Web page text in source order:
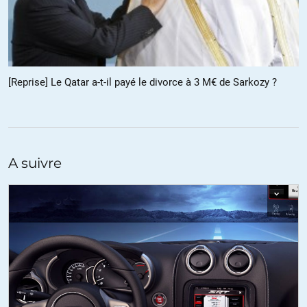
bardamus //25.07.2015 à 08h57
Je ne sais pas pourquoi (ou plutot je le sais parfaitement en fait)
mais quand j’entends Chevenement débattre il me fait penser (pas
Origines similaires d’ailleurs : le PS
Les chiens ne font jamais des chats !
+28
Alexandra//25.07.2015 à 17h36
Ce moi-je-sais-tout-isme y en a marre.
Tant que ces républicains pseudo démocrates ne nous
[Reprise] Le Qatar a-t-il payé le divorce à 3 M€ de Sarkozy ?
A suivre